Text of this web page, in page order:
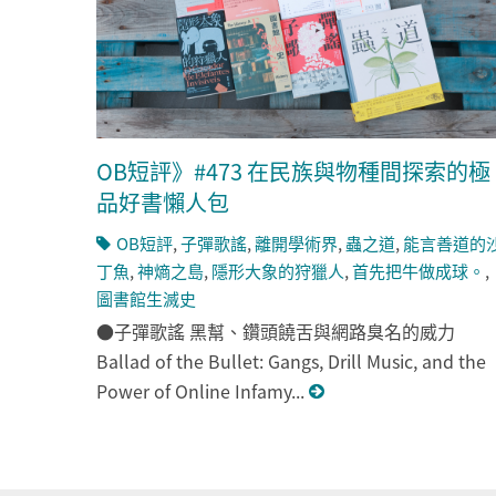
OB短評》#473 在民族與物種間探索的極
品好書懶人包
OB短評,子彈歌謠,離開學術界, 蟲之道, 能言善道的
丁魚,神熵之島, 隱形大象的狩獵人,首先把牛做成球。 ,
圖書館生滅史
●子彈歌謠 黑幫、鑽頭饒舌與網路臭名的威力
Ballad of the Bullet: Gangs, Drill Music, and the
Power of Online Infamy...